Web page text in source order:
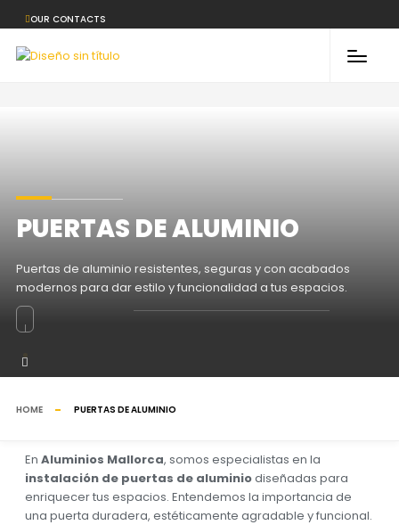
OUR CONTACTS
PUERTAS DE ALUMINIO
Puertas de aluminio resistentes, seguras y con acabados
modernos para dar estilo y funcionalidad a tus espacios.
HOME PUERTAS DE ALUMINIO
En Aluminios Mallorca, somos especialistas en la
instalación de puertas de aluminiodiseñadas para
enriquecer tus espacios. Entendemos la importancia de
una puerta duradera, estéticamente agradable y funcional.